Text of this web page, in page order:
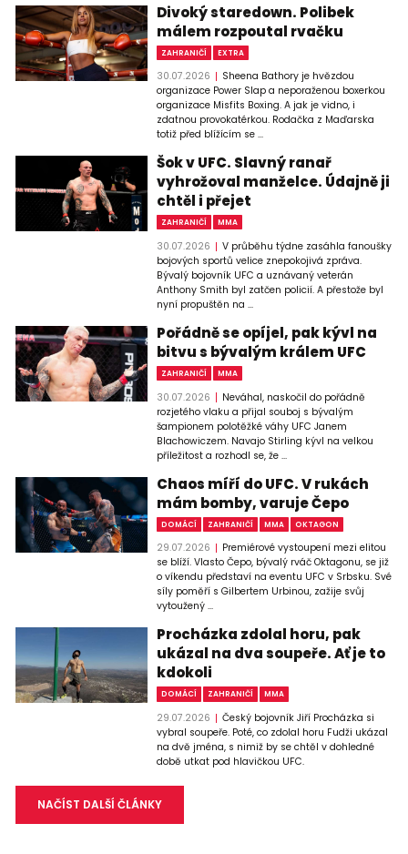
Divoký staredown. Polibek
málem rozpoutal rvačku
ZAHRANIČÍ EXTRA
30.07.2026
Sheena Bathory je hvězdou
organizace Power Slap a neporaženou boxerkou
organizace Misfits Boxing. A jak je vidno, i
zdatnou provokatérkou. Rodačka z Maďarska
totiž před blížícím se ...
Šok v UFC. Slavný ranař
vyhrožoval manželce. Údajně ji
chtěl i přejet
ZAHRANIČÍ MMA
30.07.2026
V průběhu týdne zasáhla fanoušky
bojových sportů velice znepokojivá zpráva.
Bývalý bojovník UFC a uznávaný veterán
Anthony Smith byl zatčen policií. A přestože byl
nyní propuštěn na ...
Pořádně se opíjel, pak kývl na
bitvu s bývalým králem UFC
ZAHRANIČÍ MMA
30.07.2026
Neváhal, naskočil do pořádně
rozjetého vlaku a přijal souboj s bývalým
šampionem polotěžké váhy UFC Janem
Blachowiczem. Navajo Stirling kývl na velkou
příležitost a rozhodl se, že ...
Chaos míří do UFC. V rukách
mám bomby, varuje Čepo
DOMÁCÍ ZAHRANIČÍ MMA OKTAGON
29.07.2026
Premiérové vystoupení mezi elitou
se blíží. Vlasto Čepo, bývalý rváč Oktagonu, se již
o víkendu představí na eventu UFC v Srbsku. Své
síly poměří s Gilbertem Urbinou, zažije svůj
vytoužený ...
Procházka zdolal horu, pak
ukázal na dva soupeře. Ať je to
kdokoli
DOMÁCÍ ZAHRANIČÍ MMA
29.07.2026
Český bojovník Jiří Procházka si
vybral soupeře. Poté, co zdolal horu Fudži ukázal
na dvě jména, s nimiž by se chtěl v dohledné
době utkat pod hlavičkou UFC.
NAČÍST DALŠÍ ČLÁNKY